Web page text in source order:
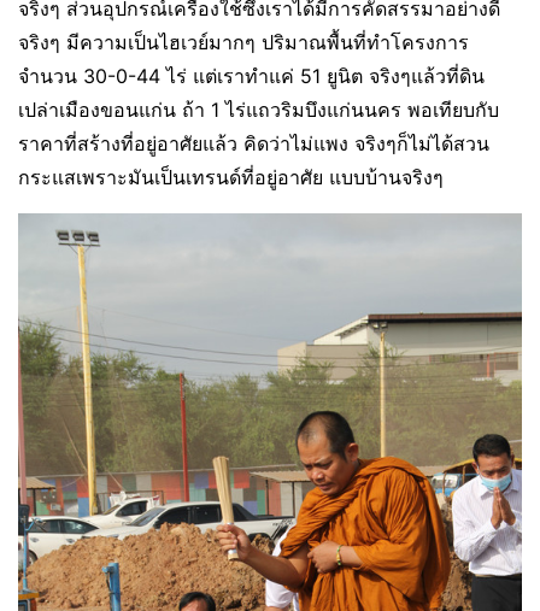
จริงๆ ส่วนอุปกรณ์เครื่องใช้ซึ่งเราได้มีการคัดสรรมาอย่างดี
จริงๆ มีความเป็นไฮเวย์มากๆ ปริมาณพื้นที่ทำโครงการ
จำนวน 30-0-44 ไร่ แต่เราทำแค่ 51 ยูนิต จริงๆแล้วที่ดิน
เปล่าเมืองขอนแก่น ถ้า 1 ไร่แถวริมบึงแก่นนคร พอเทียบกับ
ราคาที่สร้างที่อยู่อาศัยแล้ว คิดว่าไม่แพง จริงๆก็ไม่ได้สวน
กระแสเพราะมันเป็นเทรนด์ที่อยู่อาศัย แบบบ้านจริงๆ